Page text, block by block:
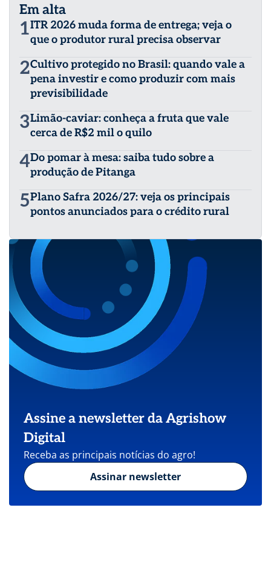
Em alta
1ITR 2026 muda forma de entrega; veja o
que o produtor rural precisa observar
2Cultivo protegido no Brasil: quando vale a
pena investir e como produzir com mais
previsibilidade
3Limão-caviar: conheça a fruta que vale
cerca de R$2 mil o quilo
4Do pomar à mesa: saiba tudo sobre a
produção de Pitanga
5Plano Safra 2026/27: veja os principais
pontos anunciados para o crédito rural
Assine a newsletter da Agrishow
Digital
Receba as principais notícias do agro!
Assinar newsletter